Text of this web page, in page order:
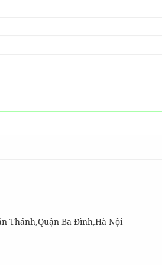
Thánh,Quận Ba Đình,Hà Nội